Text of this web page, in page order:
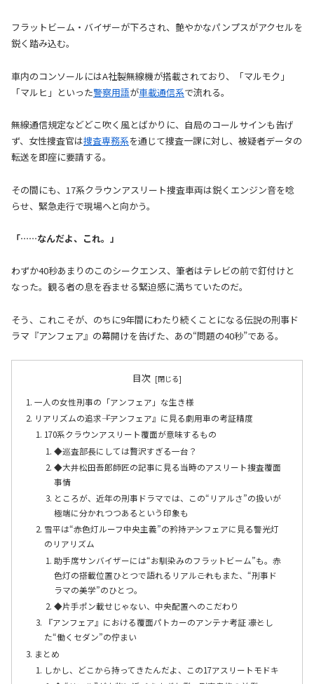
フラットビーム・バイザーが下ろされ、艶やかなパンプスがアクセルを
鋭く踏み込む。
車内のコンソールにはA社製無線機が搭載されており、「マルモク」
「マルヒ」といった警察用語が車載通信系で流れる。
無線通信規定などどこ吹く風とばかりに、自局のコールサインも告げ
ず、女性捜査官は捜査専務系を通じて捜査一課に対し、被疑者データの
転送を即座に要請する。
その間にも、17系クラウンアスリート捜査車両は鋭くエンジン音を唸
らせ、緊急走行で現場へと向かう。
「……なんだよ、これ。」
わずか40秒あまりのこのシークエンス、筆者はテレビの前で釘付けと
なった。観る者の息を呑ませる緊迫感に満ちていたのだ。
そう、これこそが、のちに9年間にわたり続くことになる伝説の刑事ド
ラマ『アンフェア』の幕開けを告げた、あの“問題の40秒”である。
目次
一人の女性刑事の「アンフェア」な生き様
リアリズムの追求――『アンフェア』に見る劇用車の考証精度
170系クラウンアスリート覆面が意味するもの
◆巡査部長にしては贅沢すぎる一台？
◆大井松田吾郎師匠の記事に見る当時のアスリート捜査覆面
事情
ところが、近年の刑事ドラマでは、この“リアルさ”の扱いが
極端に分かれつつあるという印象も
雪平は“赤色灯ルーフ中央主義”の矜持――アンフェアに見る警光灯
のリアリズム
助手席サンバイザーには“お馴染みのフラットビーム”も。赤
色灯の搭載位置ひとつで語れるリアル――これもまた、“刑事ド
ラマの美学”のひとつ。
◆片手ポン載せじゃない、中央配置へのこだわり
『アンフェア』における覆面パトカーのアンテナ考証 ――凛とし
た“働くセダン”の佇まい
まとめ
しかし、どこから持ってきたんだよ、この17アスリートモドキ